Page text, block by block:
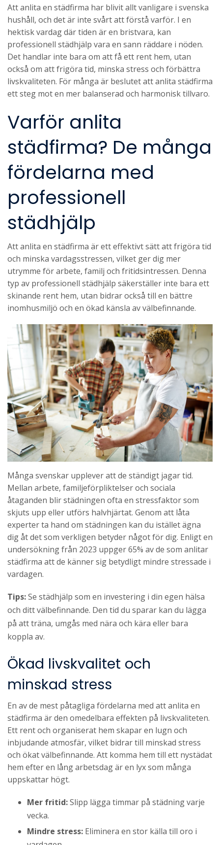
Att anlita en städfirma har blivit allt vanligare i svenska
hushåll, och det är inte svårt att förstå varför. I en
hektisk vardag där tiden är en bristvara, kan
professionell städhjälp vara en sann räddare i nöden.
Det handlar inte bara om att få ett rent hem, utan
också om att frigöra tid, minska stress och förbättra
livskvaliteten. För många är beslutet att anlita städfirma
ett steg mot en mer balanserad och harmonisk tillvaro.
Varför anlita
städfirma? De många
fördelarna med
professionell
städhjälp
Att anlita en städfirma är ett effektivt sätt att frigöra tid
och minska vardagsstressen, vilket ger dig mer
utrymme för arbete, familj och fritidsintressen. Denna
typ av professionell städhjälp säkerställer inte bara ett
skinande rent hem, utan bidrar också till en bättre
inomhusmiljö och en ökad känsla av välbefinnande.
Många svenskar upplever att de ständigt jagar tid.
Mellan arbete, familjeförpliktelser och sociala
åtaganden blir städningen ofta en stressfaktor som
skjuts upp eller utförs halvhjärtat. Genom att låta
experter ta hand om städningen kan du istället ägna
dig åt det som verkligen betyder något för dig. Enligt en
undersökning från 2023 uppger 65% av de som anlitar
städfirma att de känner sig betydligt mindre stressade i
vardagen.
Tips:Se städhjälp som en investering i din egen hälsa
och ditt välbefinnande. Den tid du sparar kan du lägga
på att träna, umgås med nära och kära eller bara
koppla av.
Ökad livskvalitet och
minskad stress
En av de mest påtagliga fördelarna med att anlita en
städfirma är den omedelbara effekten på livskvaliteten.
Ett rent och organiserat hem skapar en lugn och
inbjudande atmosfär, vilket bidrar till minskad stress
och ökat välbefinnande. Att komma hem till ett nystädat
hem efter en lång arbetsdag är en lyx som många
uppskattar högt.
Mer fritid:Slipp lägga timmar på städning varje
vecka.
Mindre stress: Eliminera en stor källa till oro i